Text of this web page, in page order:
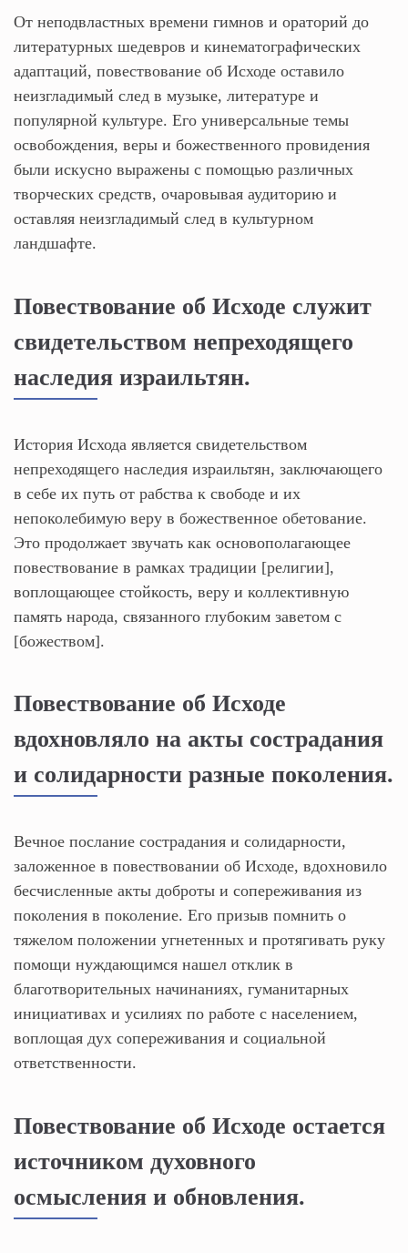
От неподвластных времени гимнов и ораторий до
литературных шедевров и кинематографических
адаптаций, повествование об Исходе оставило
неизгладимый след в музыке, литературе и
популярной культуре. Его универсальные темы
освобождения, веры и божественного провидения
были искусно выражены с помощью различных
творческих средств, очаровывая аудиторию и
оставляя неизгладимый след в культурном
ландшафте.
Повествование об Исходе служит
свидетельством непреходящего
наследия израильтян.
История Исхода является свидетельством
непреходящего наследия израильтян, заключающего
в себе их путь от рабства к свободе и их
непоколебимую веру в божественное обетование.
Это продолжает звучать как основополагающее
повествование в рамках традиции [религии],
воплощающее стойкость, веру и коллективную
память народа, связанного глубоким заветом с
[божеством].
Повествование об Исходе
вдохновляло на акты сострадания
и солидарности разные поколения.
Вечное послание сострадания и солидарности,
заложенное в повествовании об Исходе, вдохновило
бесчисленные акты доброты и сопереживания из
поколения в поколение. Его призыв помнить о
тяжелом положении угнетенных и протягивать руку
помощи нуждающимся нашел отклик в
благотворительных начинаниях, гуманитарных
инициативах и усилиях по работе с населением,
воплощая дух сопереживания и социальной
ответственности.
Повествование об Исходе остается
источником духовного
осмысления и обновления.